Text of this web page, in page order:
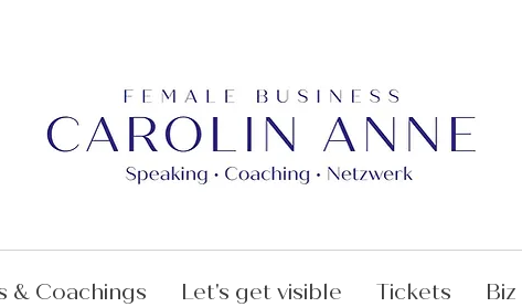
& Coachings Let's get visible Tickets